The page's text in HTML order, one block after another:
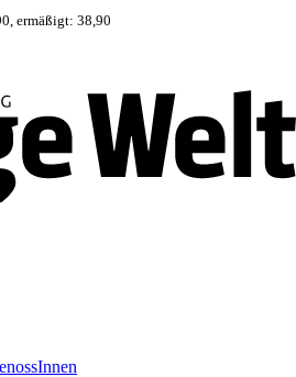
ermäßigt: 38,90